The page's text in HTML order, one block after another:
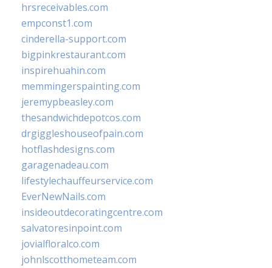
hrsreceivables.com
empconst1.com
cinderella-support.com
bigpinkrestaurant.com
inspirehuahin.com
memmingerspainting.com
jeremypbeasley.com
thesandwichdepotcos.com
drgiggleshouseofpain.com
hotflashdesigns.com
garagenadeau.com
lifestylechauffeurservice.com
EverNewNails.com
insideoutdecoratingcentre.com
salvatoresinpoint.com
jovialfloralco.com
johnlscotthometeam.com